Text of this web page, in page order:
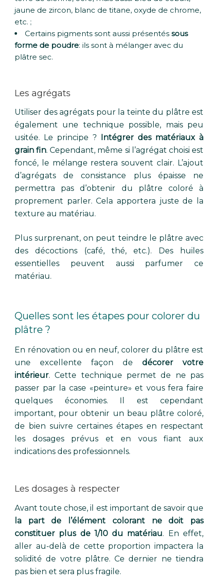
jaune de zircon, blanc de titane, oxyde de chrome,
etc. ;
Certains pigments sont aussi présentés sous
forme de poudre: ils sont à mélanger avec du
plâtre sec.
Les agrégats
Utiliser des agrégats pour la teinte du plâtre est
également une technique possible, mais peu
usitée. Le principe ?
Intégrer des matériaux à
grain fin. Cependant, même si l’agrégat choisi est
foncé, le mélange restera souvent clair. L’ajout
d’agrégats de consistance plus épaisse ne
permettra pas d’obtenir du plâtre coloré à
proprement parler. Cela apportera juste de la
texture au matériau.
Plus surprenant, on peut teindre le plâtre avec
des décoctions (café, thé, etc.). Des huiles
essentielles peuvent aussi parfumer ce
matériau.
Quelles sont les étapes pour colorer du
plâtre ?
En rénovation ou en neuf, colorer du plâtre est
une excellente façon de décorer votre
intérieur. Cette technique permet de ne pas
passer par la case «peinture» et vous fera faire
quelques économies. Il est cependant
important, pour obtenir un beau plâtre coloré,
de bien suivre certaines étapes en respectant
les dosages prévus et en vous fiant aux
indications des professionnels.
Les dosages à respecter
Avant toute chose, il est important de savoir que
la part de l’élément colorant ne doit pas
constituer plus de 1/10 du matériau. En effet,
aller au-delà de cette proportion impactera la
solidité de votre plâtre. Ce dernier ne tiendra
pas bien et sera plus fragile.